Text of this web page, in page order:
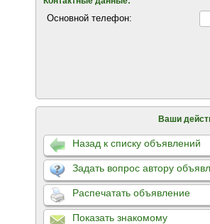
Основной телефон:
Ваши
Назад к списку объявлений
Задать вопрос автору
Распечатать объявление
Показать знакомому